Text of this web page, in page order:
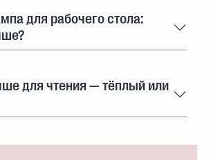
для рабочего стола:
для чтения — тёплый или